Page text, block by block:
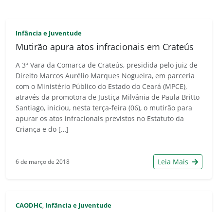
Infância e Juventude
Mutirão apura atos infracionais em Crateús
A 3ª Vara da Comarca de Crateús, presidida pelo juiz de
Direito Marcos Aurélio Marques Nogueira, em parceria
com o Ministério Público do Estado do Ceará (MPCE),
através da promotora de Justiça Milvânia de Paula Britto
Santiago, iniciou, nesta terça-feira (06), o mutirão para
apurar os atos infracionais previstos no Estatuto da
Criança e do […]
6 de março de 2018 Leia Mais
CAODHC, Infância e Juventude